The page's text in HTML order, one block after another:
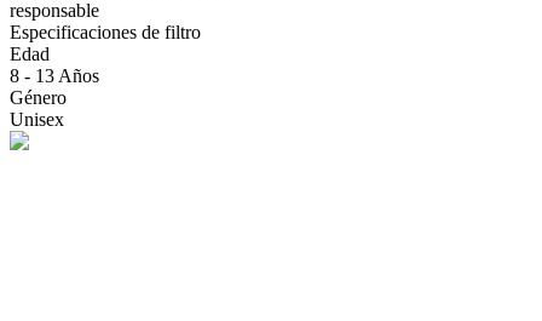
responsable
Especificaciones de filtro
Edad
8 - 13 Años
Género
Unisex